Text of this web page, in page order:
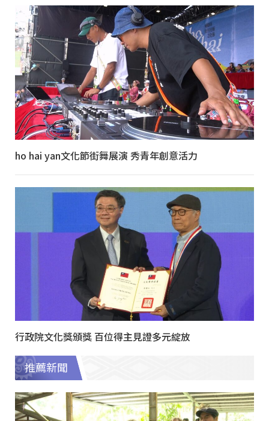
ho hai yan文化節街舞展演 秀青年創意活力
行政院文化獎頒獎 百位得主見證多元綻放
推薦新聞